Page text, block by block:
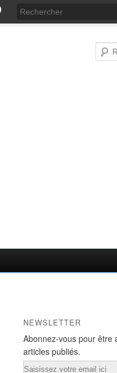
NEWSLETTER
Abonnez-vous pour être
articles publiés.
Email